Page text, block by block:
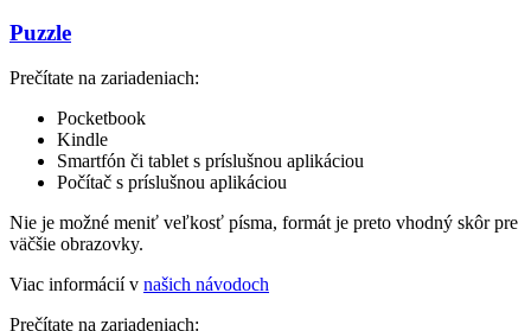
Puzzle
Prečítate na zariadeniach:
Pocketbook
Kindle
Smartfón či tablet s príslušnou aplikáciou
Počítač s príslušnou aplikáciou
Nie je možné meniť veľkosť písma, formát je preto vhodný skôr pre
väčšie obrazovky.
Viac informácií v našich návodoch
Prečítate na zariadeniach: